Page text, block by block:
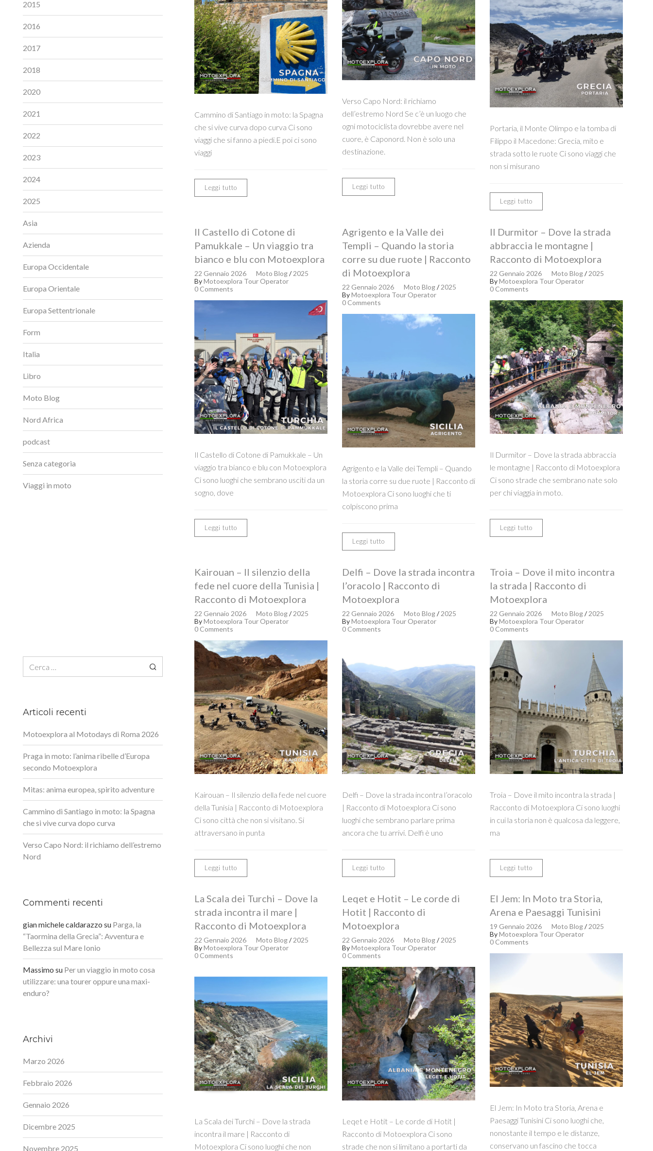
Cammino di Santiago in moto: la Spagna
che si vive curva dopo curva Ci sono
viaggi che si fanno a piedi.E poi ci sono
viaggi
Leggi tutto
Verso Capo Nord: il richiamo
dell’estremo Nord Se c’è un luogo che
ogni motociclista dovrebbe avere nel
cuore, è Caponord. Non è solo una
destinazione.
Leggi tutto
Portaria, il Monte Olimpo e la tomba di
Filippo il Macedone: Grecia, mito e
strada sotto le ruote Ci sono viaggi che
non si misurano
Leggi tutto
Il Castello di Cotone di
Pamukkale – Un viaggio tra
bianco e blu con Motoexplora
22 Gennaio 2026 Moto Blog/2025
ByMotoexplora Tour Operator
0 Comments
Il Castello di Cotone di Pamukkale – Un
viaggio tra bianco e blu con Motoexplora
Ci sono luoghi che sembrano usciti da un
sogno, dove
Leggi tutto
Agrigento e la Valle dei
Templi – Quando la storia
corre su due ruote | Racconto
di Motoexplora
22 Gennaio 2026 Moto Blog/2025
ByMotoexplora Tour Operator
0 Comments
Agrigento e la Valle dei Templi – Quando
la storia corre su due ruote | Racconto di
Motoexplora Ci sono luoghi che ti
colpiscono prima
Leggi tutto
Il Durmitor – Dove la strada
abbraccia le montagne |
Racconto di Motoexplora
22 Gennaio 2026 Moto Blog/2025
ByMotoexplora Tour Operator
0 Comments
Il Durmitor – Dove la strada abbraccia
le montagne | Racconto di Motoexplora
Ci sono strade che sembrano nate solo
per chi viaggia in moto.
Leggi tutto
Kairouan – Il silenzio della
fede nel cuore della Tunisia |
Racconto di Motoexplora
22 Gennaio 2026 Moto Blog/2025
ByMotoexplora Tour Operator
0 Comments
Kairouan – Il silenzio della fede nel cuore
della Tunisia | Racconto di Motoexplora
Ci sono città che non si visitano. Si
attraversano in punta
Leggi tutto
Delfi – Dove la strada incontra
l’oracolo | Racconto di
Motoexplora
22 Gennaio 2026 Moto Blog/2025
ByMotoexplora Tour Operator
0 Comments
Delfi – Dove la strada incontra l’oracolo
| Racconto di Motoexplora Ci sono
luoghi che sembrano parlare prima
ancora che tu arrivi. Delfi è uno
Leggi tutto
Troia – Dove il mito incontra
la strada | Racconto di
Motoexplora
22 Gennaio 2026 Moto Blog/2025
ByMotoexplora Tour Operator
0 Comments
Troia – Dove il mito incontra la strada |
Racconto di Motoexplora Ci sono luoghi
in cui la storia non è qualcosa da leggere,
ma
Leggi tutto
La Scala dei Turchi – Dove la
strada incontra il mare |
Racconto di Motoexplora
22 Gennaio 2026 Moto Blog/2025
ByMotoexplora Tour Operator
0 Comments
La Scala dei Turchi – Dove la strada
incontra il mare | Racconto di
Motoexplora Ci sono luoghi che non
Leqet e Hotit – Le corde di
Hotit | Racconto di
Motoexplora
22 Gennaio 2026 Moto Blog/2025
ByMotoexplora Tour Operator
0 Comments
Leqet e Hotit – Le corde di Hotit |
Racconto di Motoexplora Ci sono
strade che non si limitano a portarti da
El Jem: In Moto tra Storia,
Arena e Paesaggi Tunisini
19 Gennaio 2026 Moto Blog/2025
ByMotoexplora Tour Operator
0 Comments
El Jem: In Moto tra Storia, Arena e
Paesaggi Tunisini Ci sono luoghi che,
nonostante il tempo e le distanze,
conservano un fascino che tocca
2015
2016
2017
2018
2020
2021
2022
2023
2024
2025
Asia
Azienda
Europa Occidentale
Europa Orientale
Europa Settentrionale
Form
Italia
Libro
Moto Blog
Nord Africa
podcast
Senza categoria
Viaggi in moto
Articoli recenti
Motoexplora al Motodays di Roma 2026
Praga in moto: l’anima ribelle d’Europa
secondo Motoexplora
Mitas: anima europea, spirito adventure
Cammino di Santiago in moto: la Spagna
che si vive curva dopo curva
Verso Capo Nord: il richiamo dell’estremo
Nord
Commenti recenti
gian michele caldarazzo su Parga, la
“Taormina della Grecia”: Avventura e
Bellezza sul Mare Ionio
Massimo su Per un viaggio in moto cosa
utilizzare: una tourer oppure una maxi-
enduro?
Archivi
Marzo 2026
Febbraio 2026
Gennaio 2026
Dicembre 2025
Novembre 2025